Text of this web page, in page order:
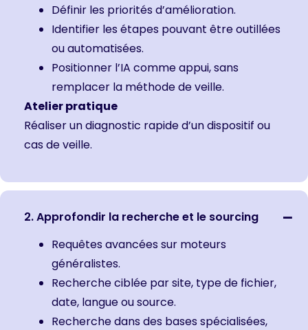
Définir les priorités d’amélioration.
Identifier les étapes pouvant être outillées
ou automatisées.
Positionner l’IA comme appui, sans
remplacer la méthode de veille.
Atelier pratique
Réaliser un diagnostic rapide d’un dispositif ou
cas de veille.
2. Approfondir la recherche et le sourcing
Requêtes avancées sur moteurs
généralistes.
Recherche ciblée par site, type de fichier,
date, langue ou source.
Recherche dans des bases spécialisées,